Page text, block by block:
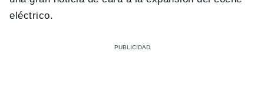
eléctrico.